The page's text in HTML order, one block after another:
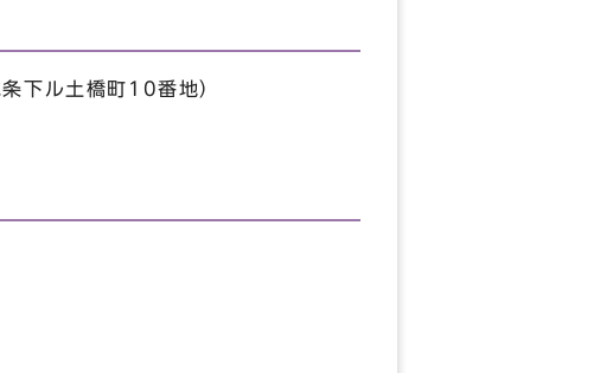
下ル土橋町10番地）